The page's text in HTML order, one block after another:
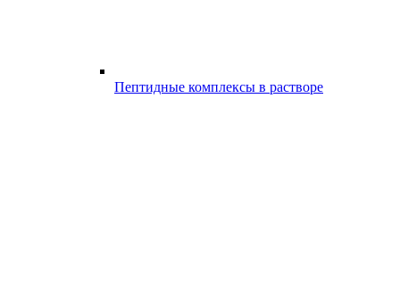
Пептидные комплексы в растворе